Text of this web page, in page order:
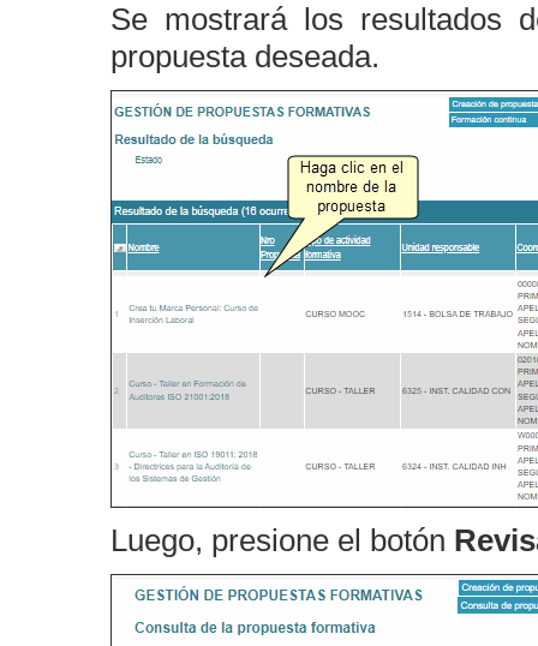
Se mostrará los resultados
propuesta deseada.
Luego, presione el botón